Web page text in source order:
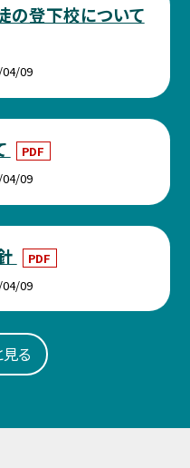
の登下校について
09
PDF
09
PDF
09
見る